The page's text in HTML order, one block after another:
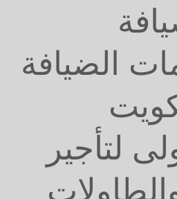
الضيافة
لتأجير